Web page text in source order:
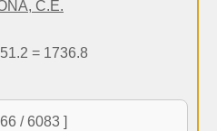
C.E.
= 1736.8
/ 6083 ]